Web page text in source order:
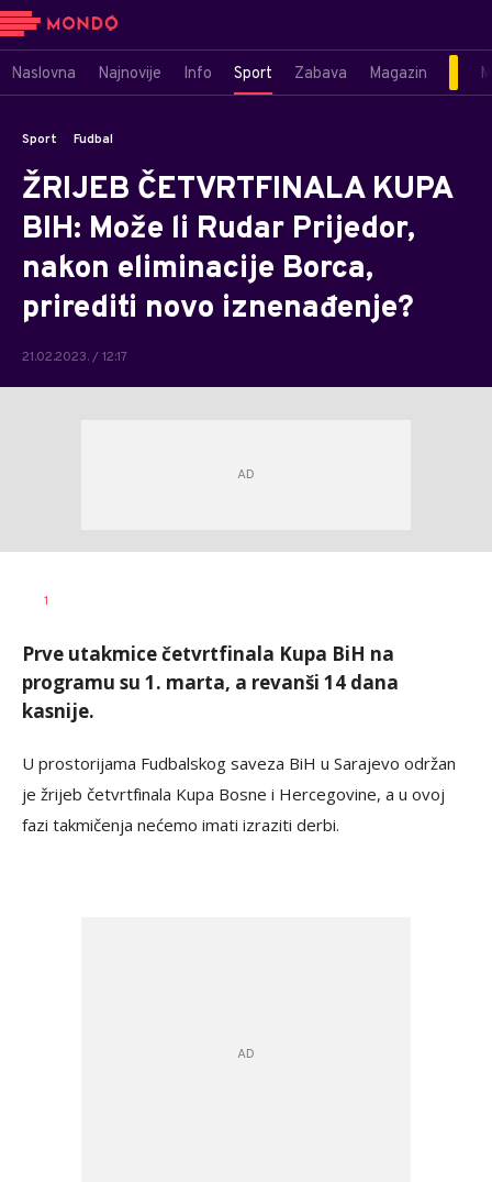
Naslovna Najnovije Info Sport Zabava Magazin
Sport Fudbal
ŽRIJEB ČETVRTFINALA KUPA
BIH: Može li Rudar Prijedor,
nakon eliminacije Borca,
prirediti novo iznenađenje?
21.02.2023. / 12:17
AUTOR
1
Prve utakmice četvrtfinala Kupa BiH na
programu su 1. marta, a revanši 14 dana
kasnije.
U prostorijama Fudbalskog saveza BiH u Sarajevo održan
je žrijeb četvrtfinala Kupa Bosne i Hercegovine, a u ovoj
fazi takmičenja nećemo imati izraziti derbi.